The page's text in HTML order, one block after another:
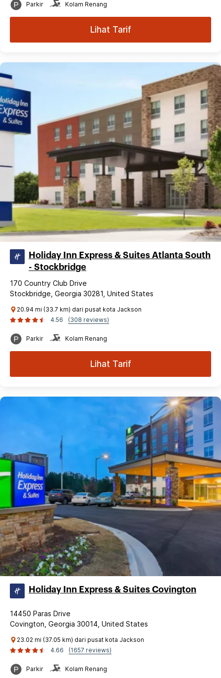
Parkir Kolam Renang
Lihat Tarif
Holiday Inn Express & Suites Atlanta South
- Stockbridge
170 Country Club Drive
Stockbridge, Georgia 30281, United States
20.94 mi (33.7 km) dari pusat kota Jackson
4.56
(308 reviews)
Parkir Kolam Renang
Lihat Tarif
Holiday Inn Express & Suites Covington
14450 Paras Drive
Covington, Georgia 30014, United States
23.02 mi (37.05 km) dari pusat kota Jackson
4.66
(1657 reviews)
Parkir Kolam Renang